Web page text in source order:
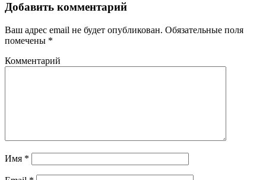
Добавить комментарий
Ваш адрес email не будет опубликован. Обязательные поля
помечены *
Комментарий
Имя *